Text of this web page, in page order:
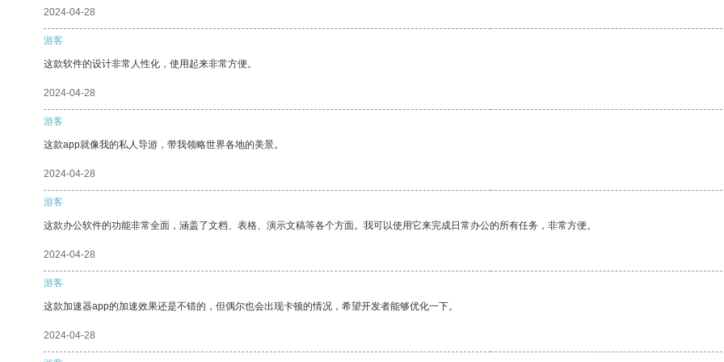
2024-04-28
游客
这款软件的设计非常人性化，使用起来非常方便。
2024-04-28
游客
这款app就像我的私人导游，带我领略世界各地的美景。
2024-04-28
游客
这款办公软件的功能非常全面，涵盖了文档、表格、演示文稿等各个方面。我可以使用它来完成日常办公的所有任务，非常方便。
2024-04-28
游客
这款加速器app的加速效果还是不错的，但偶尔也会出现卡顿的情况，希望开发者能够优化一下。
2024-04-28